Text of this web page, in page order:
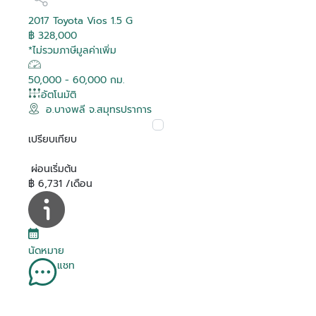
2017 Toyota Vios 1.5 G
฿ 328,000
*ไม่รวมภาษีมูลค่าเพิ่ม
50,000 - 60,000 กม.
อัตโนมัติ
อ.บางพลี จ.สมุทรปราการ
เปรียบเทียบ
ผ่อนเริ่มต้น
฿ 6,731 /เดือน
นัดหมาย
แชท